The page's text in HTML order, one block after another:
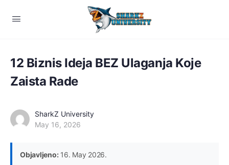
12 Biznis Ideja BEZ Ulaganja Koje
Zaista Rade
SharkZ University
May 16, 2026
Objavljeno:16. May 2026.